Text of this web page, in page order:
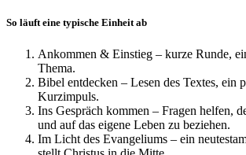
So läuft eine typische Einheit ab
Ankommen & Einstieg – kurze Runde,
Thema.
Bibel entdecken – Lesen des Textes, ein
Kurzimpuls.
Ins Gespräch kommen – Fragen helfen,
und auf das eigene Leben zu beziehen.
Im Licht des Evangeliums – ein